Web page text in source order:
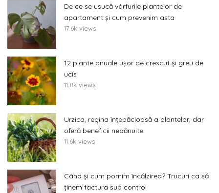
De ce se usucă vârfurile plantelor de
apartament și cum prevenim asta
17.6k views
12 plante anuale ușor de crescut și greu de
ucis
11.8k views
Urzica, regina înțepăcioasă a plantelor, dar
oferă beneficii nebănuite
11.6k views
Când și cum pornim încălzirea? Trucuri ca să
ținem factura sub control